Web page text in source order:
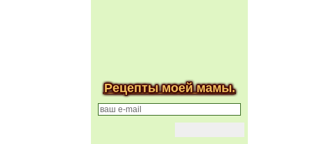
Рецепты моей мамы.